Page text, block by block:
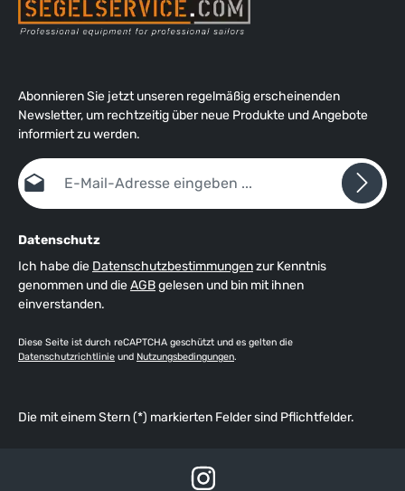
Abonnieren Sie jetzt unseren regelmäßig erscheinenden
Newsletter, um rechtzeitig über neue Produkte und Angebote
informiert zu werden.
E-Mail-Adresse*
Datenschutz
Ich habe die Datenschutzbestimmungenzur Kenntnis
genommen und dieAGBgelesen und bin mit ihnen
einverstanden.
Diese Seite ist durch reCAPTCHA geschützt und es gelten die
Datenschutzrichtlinie und Nutzungsbedingungen.
Die mit einem Stern (*) markierten Felder sind Pflichtfelder.